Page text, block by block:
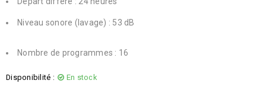
Niveau sonore (lavage) : 53 dB
Nombre de programmes : 16
Disponibilité : En stock